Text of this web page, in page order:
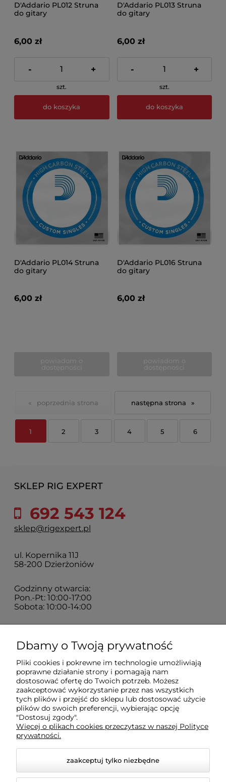
D'Addario PL012 Struna
do gitary
6,00 zł
- +
szt.
do koszyka
D'Addario PL013 Struna
do gitary
6,00 zł
- +
szt.
do koszyka
D'Addario PL014 Struna
do gitary
6,00 zł
D'Addario PL016 Struna
do gitary
6,00 zł
«
1 2 3 4 5 6
»
SKLEP RIG EXPERT
692 543 124
sklep@rigexpert.pl
ul. Kopernika 11J
58-200 Dzierżoniów
Godzinny otwarcia:
Pon.-Pt: 10:00-17:00
Sobota: 10:00-14:00
Zakupy
Sklep
Moje konto
Pomoc
Dbamy o Twoją prywatność
Pliki cookies i pokrewne im technologie umożliwiają
poprawne działanie strony i pomagają nam
dostosować ofertę do Twoich potrzeb. Możesz
zaakceptować wykorzystanie przez nas wszystkich
tych plików i przejść do sklepu lub dostosować użycie
plików do swoich preferencji, wybierając opcję
"Dostosuj zgody".
Więcej o plikach cookies przeczytasz w naszej Polityce
prywatności.
zaakceptuj tylko niezbędne